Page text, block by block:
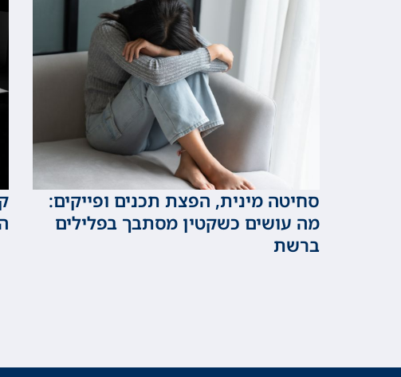
סחיטה מינית, הפצת תכנים ופייקים:
מה עושים כשקטין מסתבך בפלילים
ברשת